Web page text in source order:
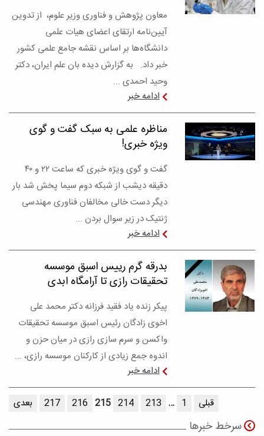
معاون پژوهش و فناوری وزیر علوم، از تدوین
آیین‌نامه ارتقای اعضای هیات علمی
دانشگاه‌ها بر اساس نقشه جامع علمی کشور
خبر داد. به گزارش دیده بان علم ایران، دکتر
وحید احمدی ...
ادامه خبر
مناظره علمی به سبک گفت و گوی
ویژه خبری!
گفت و گوی ویژه خبری که ساعت ۲۲ و ۴۰
دقیقه دیشب از شبکه دوم سیما پخش شد بار
دیگر دست خالی مخالفان فناوری مهندسی
ژنتیک در زیر سوال بردن ...
ادامه خبر
بدرقه گرم رییس اسبق موسسه
تحقیقات رازی تا آرامگاه ابدی
پیکر زنده یاد فقید فرزانه دکتر محمد علی
اخوی زادگان رئیس اسبق موسسه تحقیقات
واکسن و سرم سازی رازی در میان حزن و
اندوه جمع زیادی از کارکنان موسسه رازی، ...
ادامه خبر
قبلی 1
…
213
214
215
216
217 بعدی
سرخط خبرها